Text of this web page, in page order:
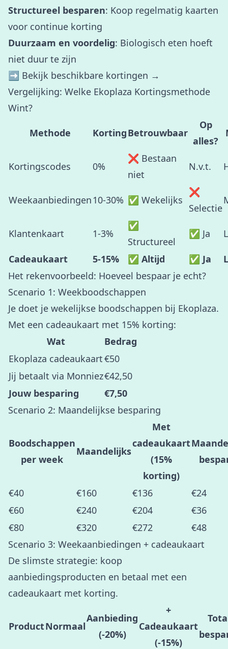
Structureel besparen: Koop regelmatig kaarten
voor continue korting
Duurzaam en voordelig: Biologisch eten hoeft
niet duur te zijn
➡️ Bekijk beschikbare kortingen →
Vergelijking: Welke Ekoplaza Kortingsmethode
Wint?
Methode KortingBetrouwbaar
Op
alles?
Kortingscodes 0%
❌ Bestaan
niet
N.v.t.
Weekaanbiedingen 10-30% ✅ Wekelijks
❌
Selectie
Klantenkaart 1-3%
✅
Structureel
✅ Ja
Cadeaukaart 5-15% ✅ Altijd ✅ Ja
Het rekenvoorbeeld: Hoeveel bespaar je echt?
Scenario 1: Weekboodschappen
Je doet je wekelijkse boodschappen bij Ekoplaza.
Met een cadeaukaart met 15% korting:
Wat
Bedrag
Ekoplaza cadeaukaart€50
Jij betaalt via Monniez€42,50
Jouw besparing
€7,50
Scenario 2: Maandelijkse besparing
Boodschappen
per week
Maandelijks
Met
cadeaukaart
(15%
korting)
€40 €160 €136
€24
€60
€240 €204
€36
€80
€320 €272
€48
Scenario 3: Weekaanbiedingen + cadeaukaart
De slimste strategie: koop
aanbiedingsproducten en betaal met een
cadeaukaart met korting.
ProductNormaal
Aanbieding
(-20%)
+
Cadeaukaart
(-15%)